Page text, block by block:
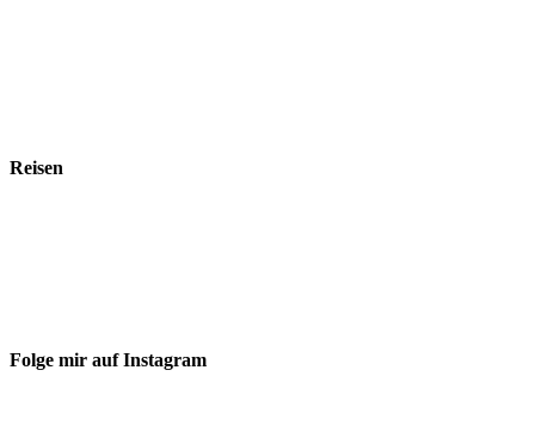
Reisen
Folge mir auf Instagram